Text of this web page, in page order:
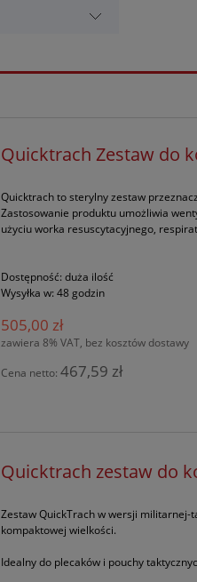
Quicktrach Zestaw do
Quicktrach to sterylny zestaw
Zastosowanie produktu umożliwia
użyciu worka resuscytacyjnego,
Dostępność: duża ilość
Wysyłka w: 48 godzin
505,00 zł
zawiera 8% VAT, bez kosztów dostawy
Cena netto:467,59 zł
Quicktrach zestaw do
Zestaw QuickTrach w wersji militarnej-
kompaktowej wielkości.
Idealny do plecaków i pouchy